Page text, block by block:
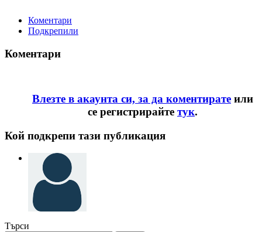
Коментари
Подкрепили
Коментари
Влезте в акаунта си, за да коментирате или
се регистрирайте тук.
Кой подкрепи тази публикация
Търси